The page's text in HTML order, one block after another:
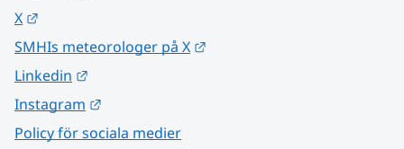
X
SMHIs meteorologer på X
Linkedin
Instagram
Policy för sociala medier